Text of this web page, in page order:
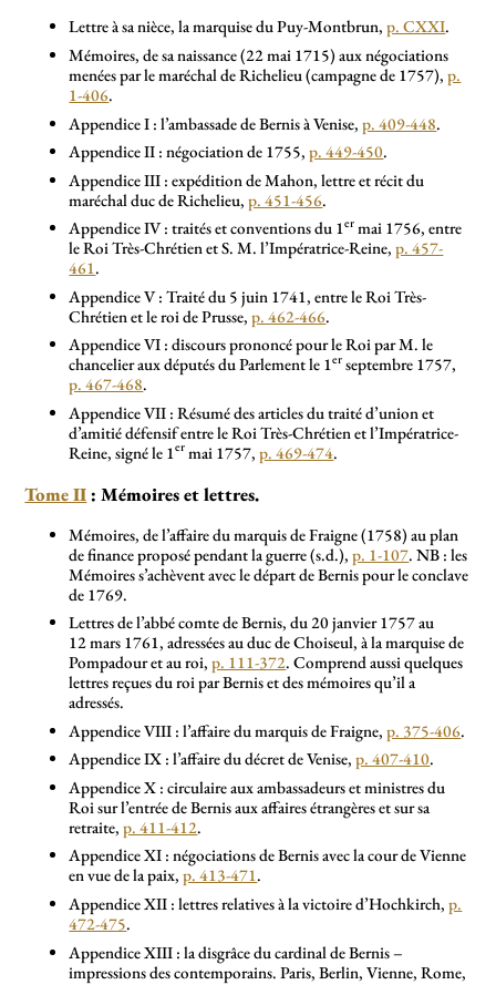
Lettre à sa nièce, la marquise du Puy-Montbrun,p. CXXI.
Mémoires, de sa naissance (22 mai 1715) aux négociations
menées par le maréchal de Richelieu (campagne de 1757),p.
1-406.
Appendice I : l’ambassade de Bernis à Venise,p. 409-448.
Appendice II : négociation de 1755,p. 449-450.
Appendice III : expédition de Mahon, lettre et récit du
maréchal duc de Richelieu,p. 451-456.
Appendice IV : traités et conventions du 1er mai 1756, entre
le Roi Très-Chrétien et S. M. l’Impératrice-Reine,p. 457-
461.
Appendice V : Traité du 5 juin 1741, entre le Roi Très-
Chrétien et le roi de Prusse,p. 462-466.
Appendice VI : discours prononcé pour le Roi par M. le
chancelier aux députés du Parlement le 1er septembre 1757,
p. 467-468.
Appendice VII : Résumé des articles du traité d’union et
d’amitié défensif entre le Roi Très-Chrétien et l’Impératrice-
Reine, signé le 1er mai 1757,p. 469-474.
Tome II: Mémoires et lettres.
Mémoires, de l’affaire du marquis de Fraigne (1758) au plan
de finance proposé pendant la guerre (s.d.),p. 1-107. NB : les
Mémoires s’achèvent avec le départ de Bernis pour le conclave
de 1769.
Lettres de l’abbé comte de Bernis, du 20 janvier 1757 au
12 mars 1761, adressées au duc de Choiseul, à la marquise de
Pompadour et au roi,p. 111-372. Comprend aussi quelques
lettres reçues du roi par Bernis et des mémoires qu’il a
adressés.
Appendice VIII : l’affaire du marquis de Fraigne,p. 375-406.
Appendice IX : l’affaire du décret de Venise,p. 407-410.
Appendice X : circulaire aux ambassadeurs et ministres du
Roi sur l’entrée de Bernis aux affaires étrangères et sur sa
retraite,p. 411-412.
Appendice XI : négociations de Bernis avec la cour de Vienne
en vue de la paix,p. 413-471.
Appendice XII : lettres relatives à la victoire d’Hochkirch,p.
472-475.
Appendice XIII : la disgrâce du cardinal de Bernis –
impressions des contemporains. Paris, Berlin, Vienne, Rome,